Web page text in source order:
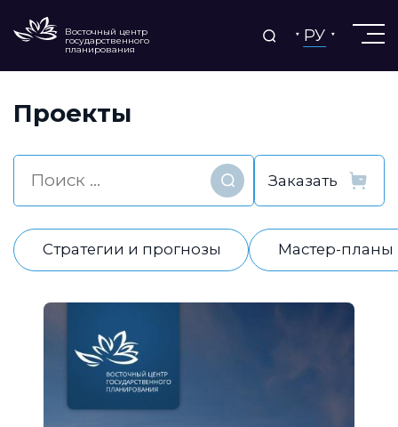
Восточный центр
государственного
планирования
РУ
Проекты
Найти
Стратегии и прогнозы Мастер-планы